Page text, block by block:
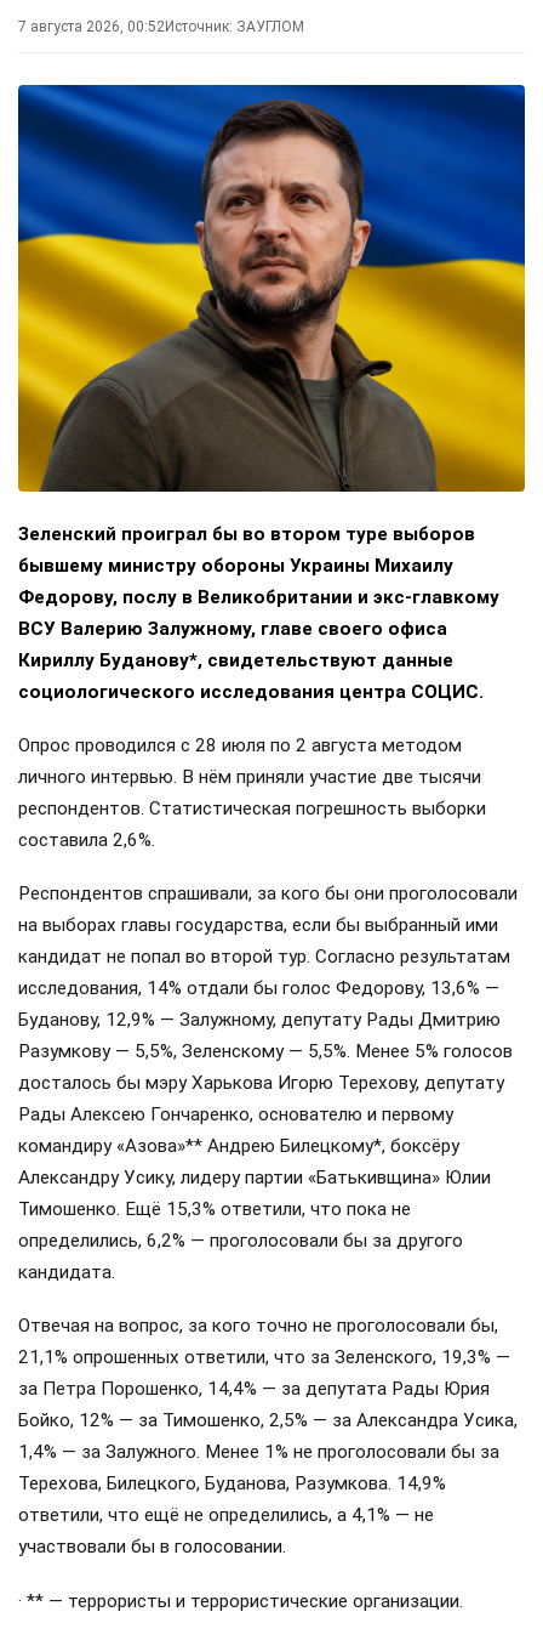
7 августа 2026, 00:52Источник: ЗАУГЛОМ
Зеленский проиграл бы во втором туре выборов
бывшему министру обороны Украины Михаилу
Федорову, послу в Великобритании и экс-главкому
ВСУ Валерию Залужному, главе своего офиса
Кириллу Буданову*, свидетельствуют данные
социологического исследования центра СОЦИС.
Опрос проводился с 28 июля по 2 августа методом
личного интервью. В нём приняли участие две тысячи
респондентов. Статистическая погрешность выборки
составила 2,6%.
Респондентов спрашивали, за кого бы они проголосовали
на выборах главы государства, если бы выбранный ими
кандидат не попал во второй тур. Согласно результатам
исследования, 14% отдали бы голос Федорову, 13,6% —
Буданову, 12,9% — Залужному, депутату Рады Дмитрию
Разумкову — 5,5%, Зеленскому — 5,5%. Менее 5% голосов
досталось бы мэру Харькова Игорю Терехову, депутату
Рады Алексею Гончаренко, основателю и первому
командиру «Азова»** Андрею Билецкому*, боксёру
Александру Усику, лидеру партии «Батькивщина» Юлии
Тимошенко. Ещё 15,3% ответили, что пока не
определились, 6,2% — проголосовали бы за другого
кандидата.
Отвечая на вопрос, за кого точно не проголосовали бы,
21,1% опрошенных ответили, что за Зеленского, 19,3% —
за Петра Порошенко, 14,4% — за депутата Рады Юрия
Бойко, 12% — за Тимошенко, 2,5% — за Александра Усика,
1,4% — за Залужного. Менее 1% не проголосовали бы за
Терехова, Билецкого, Буданова, Разумкова. 14,9%
ответили, что ещё не определились, а 4,1% — не
участвовали бы в голосовании.
· ** — террористы и террористические организации.